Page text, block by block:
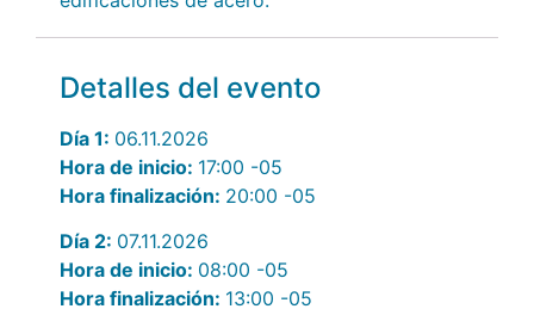
Detalles del evento
Día 1: 06.11.2026
Hora de inicio: 17:00 -05
Hora finalización: 20:00 -05
Día 2: 07.11.2026
Hora de inicio: 08:00 -05
Hora finalización: 13:00 -05